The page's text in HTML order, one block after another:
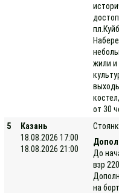
жили и
от 30
5
Казань
18.08.2026 17:00
18.08.2026 21:00
До
взр
на